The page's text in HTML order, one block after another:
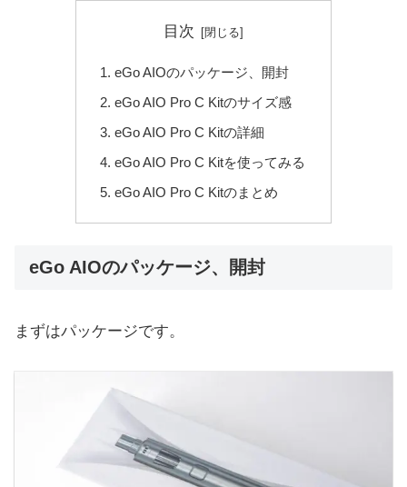
目次
eGo AIOのパッケージ、開封
eGo AIO Pro C Kitのサイズ感
eGo AIO Pro C Kitの詳細
eGo AIO Pro C Kitを使ってみる
eGo AIO Pro C Kitのまとめ
eGo AIOのパッケージ、開封
まずはパッケージです。